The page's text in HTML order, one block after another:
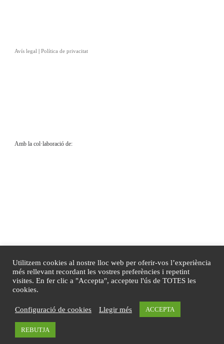
Avís legal | Política de privacitat
Amb la col·laboració de:
Tots els drets reservats
Disseny de Mireia Sans
Utilitzem cookies al nostre lloc web per oferir-vos l’experiència
més rellevant recordant les vostres preferències i repetint
visites. En fer clic a "Accepta", accepteu l'ús de TOTES les
cookies.
Configuració de cookies Llegir més ACCEPTA
REBUTJA